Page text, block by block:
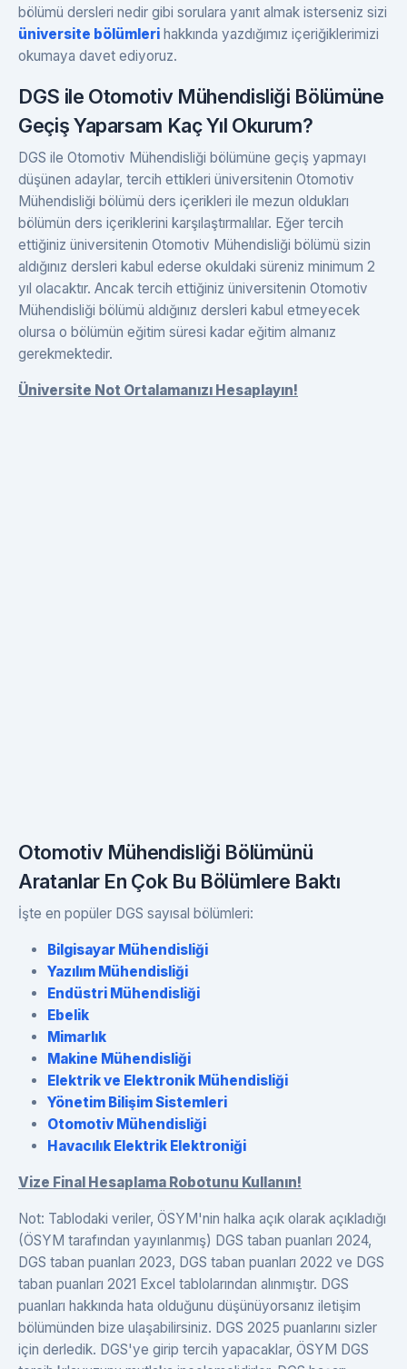
bölümü dersleri nedir gibi sorulara yanıt almak isterseniz sizi
üniversite bölümleri hakkında yazdığımız içeriğiklerimizi
okumaya davet ediyoruz.
DGS ile Otomotiv Mühendisliği Bölümüne
Geçiş Yaparsam Kaç Yıl Okurum?
DGS ile Otomotiv Mühendisliği bölümüne geçiş yapmayı
düşünen adaylar, tercih ettikleri üniversitenin Otomotiv
Mühendisliği bölümü ders içerikleri ile mezun oldukları
bölümün ders içeriklerini karşılaştırmalılar. Eğer tercih
ettiğiniz üniversitenin Otomotiv Mühendisliği bölümü sizin
aldığınız dersleri kabul ederse okuldaki süreniz minimum 2
yıl olacaktır. Ancak tercih ettiğiniz üniversitenin Otomotiv
Mühendisliği bölümü aldığınız dersleri kabul etmeyecek
olursa o bölümün eğitim süresi kadar eğitim almanız
gerekmektedir.
Üniversite Not Ortalamanızı Hesaplayın!
Otomotiv Mühendisliği Bölümünü
Aratanlar En Çok Bu Bölümlere Baktı
İşte en popüler DGS sayısal bölümleri:
Bilgisayar Mühendisliği
Yazılım Mühendisliği
Endüstri Mühendisliği
Ebelik
Mimarlık
Makine Mühendisliği
Elektrik ve Elektronik Mühendisliği
Yönetim Bilişim Sistemleri
Otomotiv Mühendisliği
Havacılık Elektrik Elektroniği
Vize Final Hesaplama Robotunu Kullanın!
Not: Tablodaki veriler, ÖSYM'nin halka açık olarak açıkladığı
(ÖSYM tarafından yayınlanmış) DGS taban puanları 2024,
DGS taban puanları 2023, DGS taban puanları 2022 ve DGS
taban puanları 2021 Excel tablolarından alınmıştır. DGS
puanları hakkında hata olduğunu düşünüyorsanız iletişim
bölümünden bize ulaşabilirsiniz. DGS 2025 puanlarını sizler
için derledik. DGS'ye girip tercih yapacaklar, ÖSYM DGS